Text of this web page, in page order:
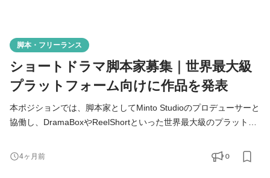
脚本・フリーランス
ショートドラマ脚本家募集｜世界最大級
プラットフォーム向けに作品を発表
本ポジションでは、脚本家としてMinto Studioのプロデューサーと
協働し、DramaBoxやReelShortといった世界最大級のプラットフ
ただける方を募集いたします。 ※契約形態は業務委託を想定して
おります。 ※SEOライター・SNS運用・広告運用ポジションの募
4ヶ月前 0